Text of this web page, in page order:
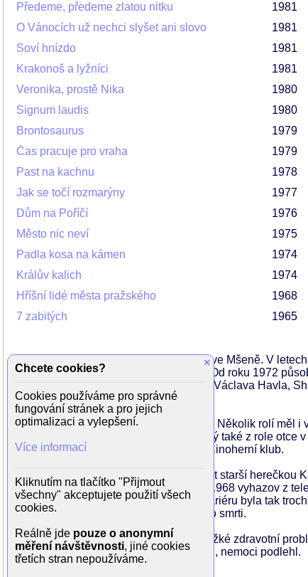
Předeme, předeme zlatou nitku
1981
O Vánocích už nechci slyšet ani slovo
1981
Soví hnízdo
1981
Krakonoš a lyžníci
1981
Veronika, prostě Nika
1980
Signum laudis
1980
Brontosaurus
1979
Čas pracuje pro vraha
1979
Past na kachnu
1978
Jak se točí rozmarýny
1977
Dům na Poříčí
1976
Město nic neví
1975
Padla kosa na kámen
1974
Králův kalich
1974
Hříšní lidé města pražského
1968
7 zabitých
1965
Jiří Zahajský se narodil 19. ledna 1939 ve Mšeně. V
armády, poté hrál v Divadle za branou. Od roku 1972
Bohumila Hrabala, Jaroslava Vostrého, Václava Havla,
byl Moliérův Amfitryon.
hrál především ve snímcích v 70. letech. Několik rolí měl
. Je známý také z role otce
dabingu. Jeho domovskou scénou byl Činoherní klub.
V roce 1962 se seznámil s o jedenáct let starší herečkou
podepsala Chartu 77), dostala po roce 1968 vyhazov z
barmanka. Pro Zahajského hereckou kariéru byla tak
herečku
, s níž žil až do smrti.
V posledních letech svého života měl těžké zdravotní
několik dní později, ve čtvrtek 19.7.2007, nemoci podlehl.
×
Chcete cookies?
Cookies používáme pro správné
fungování stránek a pro jejich
optimalizaci a vylepšení.
Více informací
Kliknutím na tlačítko "Přijmout
všechny" akceptujete použití všech
cookies.
Reálně jde pouze o anonymní
měření návštěvnosti, jiné cookies
třetích stran nepoužíváme.